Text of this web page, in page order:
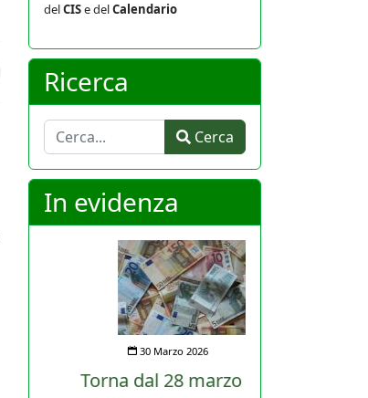
delCISe delCalendario
Ricerca
Cerca Cerca
In evidenza
30 Marzo 2026
Torna dal 28 marzo al